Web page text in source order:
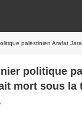
palestinien Arafat Jaradat
politique
mort sous la